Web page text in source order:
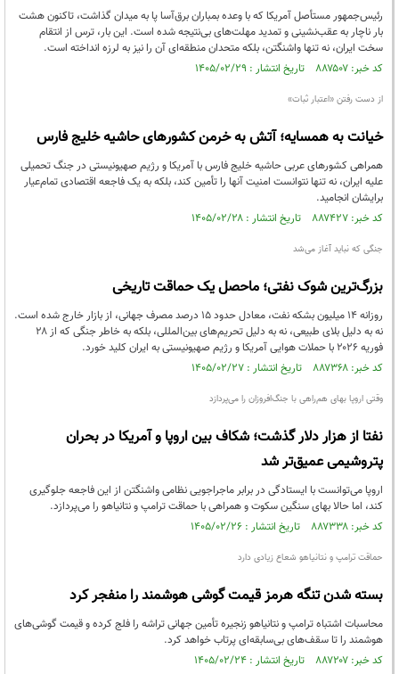
رئیس‌جمهور مستأصل آمریکا که با وعده بمباران برق‌آسا پا به میدان گذاشت، تاکنون هشت
بار ناچار به عقب‌نشینی و تمدید مهلت‌های بی‌نتیجه شده است. این بار، ترس از انتقام
سخت ایران، نه تنها واشنگتن، بلکه متحدان منطقه‌ای آن را نیز به لرزه انداخته است.
کد خبر: ۸۸۷۵۰۷ تاریخ انتشار : ۱۴۰۵/۰۲/۲۹
از دست رفتن «اعتبار ثبات»
خیانت به همسایه؛ آتش به خرمن کشورهای حاشیه خلیج فارس
همراهی کشور‌های عربی حاشیه خلیج فارس با آمریکا و رژیم صهیونیستی در جنگ تحمیلی
علیه ایران، نه تنها نتوانست امنیت آنها را تأمین کند، بلکه به یک فاجعه اقتصادی تمام‌عیار
برایشان انجامید.
کد خبر: ۸۸۷۴۲۷ تاریخ انتشار : ۱۴۰۵/۰۲/۲۸
جنگی که نباید آغاز می‌شد
بزرگ‌ترین شوک نفتی؛ ماحصل یک حماقت تاریخی
روزانه ۱۴ میلیون بشکه نفت، معادل حدود ۱۵ درصد مصرف جهانی، از بازار خارج شده است.
نه به دلیل بلای طبیعی، نه به دلیل تحریم‌های بین‌المللی، بلکه به خاطر جنگی که از ۲۸
فوریه ۲۰۲۶ با حملات هوایی آمریکا و رژیم صهیونیستی به ایران کلید خورد.
کد خبر: ۸۸۷۳۶۸ تاریخ انتشار : ۱۴۰۵/۰۲/۲۷
وقتی اروپا بهای هم‌راهی با جنگ‌افروزان را می‌پردازد
نفتا از هزار دلار گذشت؛ شکاف بین اروپا و آمریکا در بحران
پتروشیمی عمیق‌تر شد
اروپا می‌توانست با ایستادگی در برابر ماجراجویی نظامی واشنگتن از این فاجعه جلوگیری
کند، اما حالا بهای سنگین سکوت و همراهی با حماقت ترامپ و نتانیاهو را می‌پردازد.
کد خبر: ۸۸۷۳۳۸ تاریخ انتشار : ۱۴۰۵/۰۲/۲۶
حماقت ترامپ و نتانیاهو شعاع زیادی دارد
بسته شدن تنگه هرمز قیمت گوشی هوشمند را منفجر کرد
محاسبات اشتباه ترامپ و نتانیاهو زنجیره تأمین جهانی تراشه را فلج کرده و قیمت گوشی‌های
هوشمند را تا سقف‌های بی‌سابقه‌ای پرتاب خواهد کرد.
کد خبر: ۸۸۷۲۰۷ تاریخ انتشار : ۱۴۰۵/۰۲/۲۴